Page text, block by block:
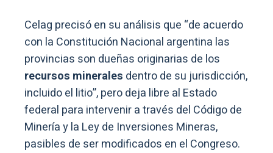
Celag precisó en su análisis que “de acuerdo
con la Constitución Nacional argentina las
provincias son dueñas originarias de los
recursos minerales dentro de su jurisdicción,
incluido el litio”, pero deja libre al Estado
federal para intervenir a través del Código de
Minería y la Ley de Inversiones Mineras,
pasibles de ser modificados en el Congreso.